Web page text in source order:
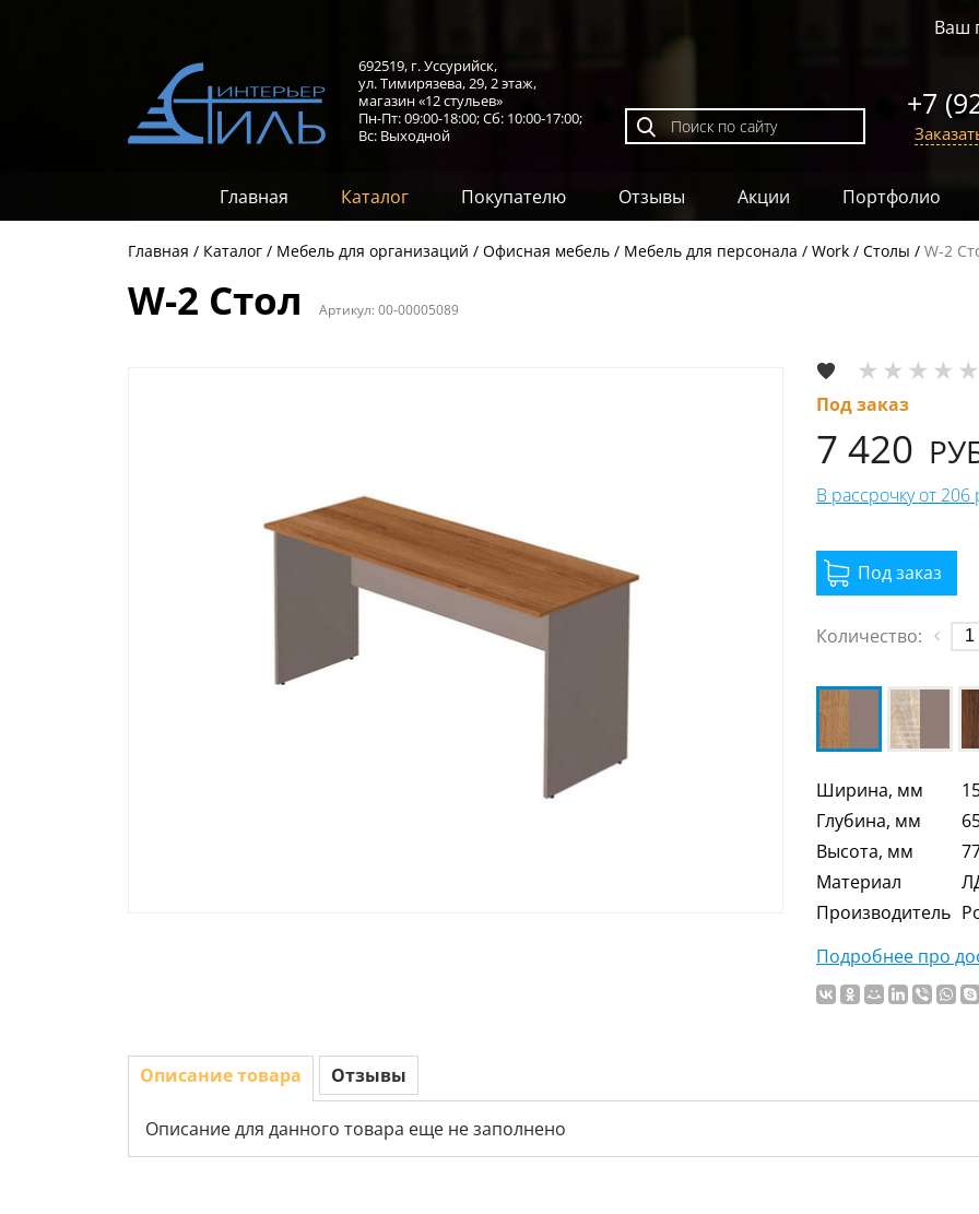
Ваш
692519, г. Уссурийск,
ул. Тимирязева, 29,2 этаж,
магазин «12 стульев»
Пн-Пт: 09:00-18:00;Сб: 10:00-17:00;
Вс: Выходной
+7
Главная Каталог Покупателю Отзывы Акции Портфолио
Главная Каталог Мебель для организаций Офисная мебель Мебель для персонала Work Столы W-2
W-2 Стол Артикул:00-00005089
Под заказ
7 420
В рассрочку от
Количество:
Ширина, мм
Глубина, мм
Высота, мм
Материал
Производитель
Подробнее про
Описание товара Отзывы
Описание для данного товара еще не заполнено